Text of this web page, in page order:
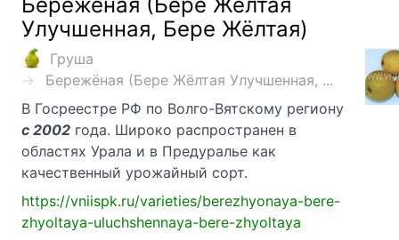
Улучшенная, Бере Жёлтая)
Груша
Бережёная (Бере Жёлтая Улучшенная, ...
В Госреестре РФ по Волго-Вятскому региону
с 2002 года. Широко распространен в
областях Урала и в Предуралье как
качественный урожайный сорт.
https://vniispk.ru/varieties/berezhyonaya-bere-
zhyoltaya-uluchshennaya-bere-zhyoltaya